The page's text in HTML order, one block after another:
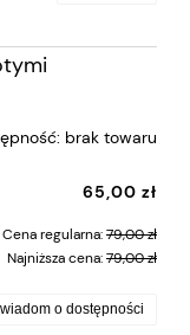
brak towaru
65,00 zł
Cena regularna:79,00 zł
Najniższa cena:79,00 zł
o dostępności